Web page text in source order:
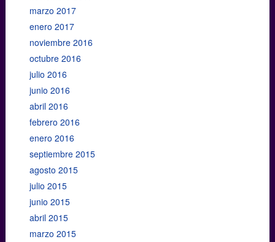
marzo 2017
enero 2017
noviembre 2016
octubre 2016
julio 2016
junio 2016
abril 2016
febrero 2016
enero 2016
septiembre 2015
agosto 2015
julio 2015
junio 2015
abril 2015
marzo 2015